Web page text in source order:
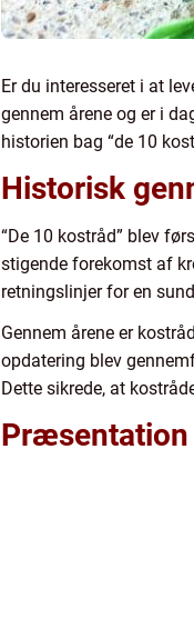
Er du interesseret i at
gennem årene og er i
historien bag “de 10
Historisk
“De 10 kostråd” blev
stigende forekomst af
retningslinjer for en
Gennem årene er
opdatering blev
Dette sikrede, at
Præsentation